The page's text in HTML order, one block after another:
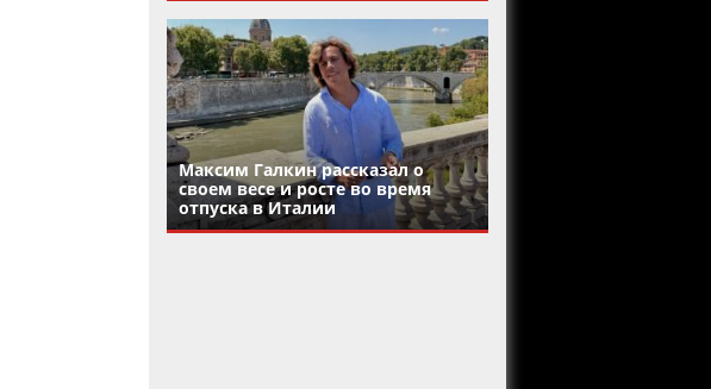
Максим Галкин рассказал о
своем весе и росте во время
отпуска в Италии